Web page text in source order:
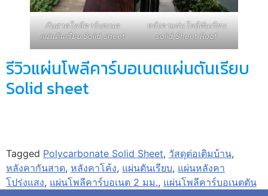
กันสาดโพลีคาร์บอเนต
แผ่นตันเรียบ Solid sheet
หลังคาแผ่นโพลีตันเรียบ
solid Sheet Roof
รีวิวแผ่นโพลีคาร์บอเนตแผ่นตันเรียบ
Solid sheet
Tagged Polycarbonate Solid Sheet, วัสดุต่อเติมบ้าน,
หลังคากันสาด, หลังคาโค้ง, แผ่นตันเรียบ, แผ่นหลังคา
โปร่งแสง, แผ่นโพลีคาร์บอเนต 2 มม., แผ่นโพลีคาร์บอเนตตัน